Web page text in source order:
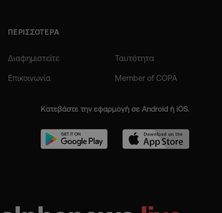
ΠΕΡΙΣΣΟΤΕΡΑ
Διαφημιστείτε Ταυτότητα
Επικοινωνία Member of COPA
Κατεβάστε την εφαρμογή σε Android ή iOS.